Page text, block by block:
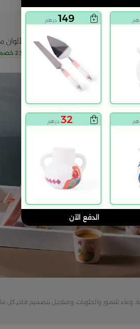
23% خصم
12 ساعة، مبخرة أنيقة، صينية تقديم عصرية، وعاء للتمور والحلويات، وفناجيل بتصميم فاخر.كل ما
149 درهم
32 درهم
الدفع الآن